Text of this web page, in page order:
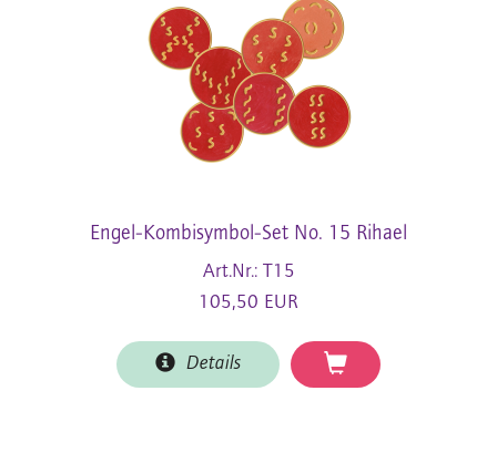
Engel-Kombisymbol-Set No. 15 Rihael
Art.Nr.: T15
105,50 EUR
Details